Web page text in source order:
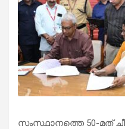
സംസ്ഥാനത്തെ 50-മത്